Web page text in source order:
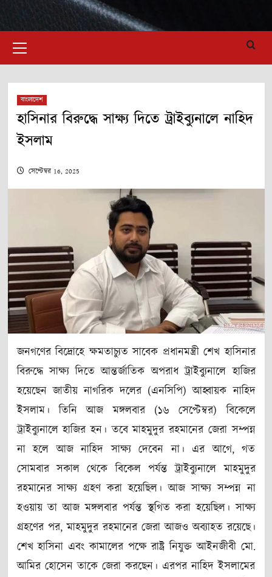
Menu
বাংলাদেশ
হাসিনার বিরুদ্ধে সাক্ষ্য দিতে ট্রাইব্যুনালে নাহিদ
ইসলাম
সেপ্টেম্বর 16, 2025
জনগণের বিদ্রোহে ক্ষমতাচ্যুত সাবেক প্রধানমন্ত্রী শেখ হাসিনার
বিরুদ্ধে সাক্ষ্য দিতে আন্তর্জাতিক অপরাধ ট্রাইব্যুনালে হাজির
হয়েছেন জাতীয় নাগরিক দলের (এনসিপি) আহ্বায়ক নাহিদ
ইসলাম। তিনি আজ মঙ্গলবার (১৬ সেপ্টেম্বর) বিকেলে
ট্রাইব্যুনালে হাজির হন। তবে মাহমুদুর রহমানের জেরা সম্পন্ন
না হলে আজ নাহিদ সাক্ষ্য দেবেন না। এর আগে, গত
সোমবার সকাল থেকে বিকেল পর্যন্ত ট্রাইব্যুনালে মাহমুদুর
রহমানের সাক্ষ্য গ্রহণ করা হয়েছিল। আজ সাক্ষ্য সম্পন্ন না
হওয়ায় তা আজ মঙ্গলবার পর্যন্ত স্থগিত করা হয়েছিল। সাক্ষ্য
গ্রহণের পর, মাহমুদুর রহমানের জেরা আজও অব্যাহত রয়েছে।
শেখ হাসিনা এবং কামালের পক্ষে রাষ্ট্র নিযুক্ত আইনজীবী মো.
আমির হোসেন তাকে জেরা করছেন। এরপর নাহিদ ইসলামের